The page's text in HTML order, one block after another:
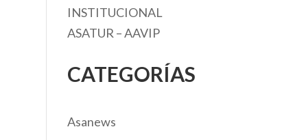
INSTITUCIONAL
ASATUR – AAVIP
CATEGORÍAS
Asanews